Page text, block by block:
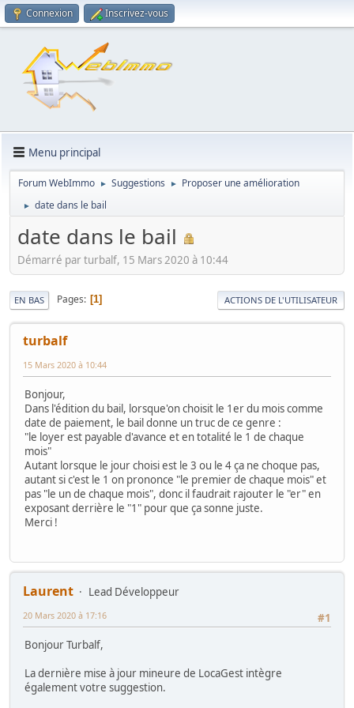
Connexion Inscrivez-vous
Menu principal
Forum WebImmo ► Suggestions ► Proposer une amélioration
► date dans le bail
date dans le bail
Démarré par turbalf, 15 Mars 2020 à 10:44
EN BAS Pages 1 ACTIONS DE L'UTILISATEUR
turbalf
15 Mars 2020 à 10:44
Bonjour,
Dans l'édition du bail, lorsque'on choisit le 1er du mois comme
date de paiement, le bail donne un truc de ce genre :
"le loyer est payable d'avance et en totalité le 1 de chaque
mois"
Autant lorsque le jour choisi est le 3 ou le 4 ça ne choque pas,
autant si c'est le 1 on prononce "le premier de chaque mois" et
pas "le un de chaque mois", donc il faudrait rajouter le "er" en
exposant derrière le "1" pour que ça sonne juste.
Merci !
Laurent
Lead Développeur
#1
20 Mars 2020 à 17:16
Bonjour Turbalf,
La dernière mise à jour mineure de LocaGest intègre
également votre suggestion.